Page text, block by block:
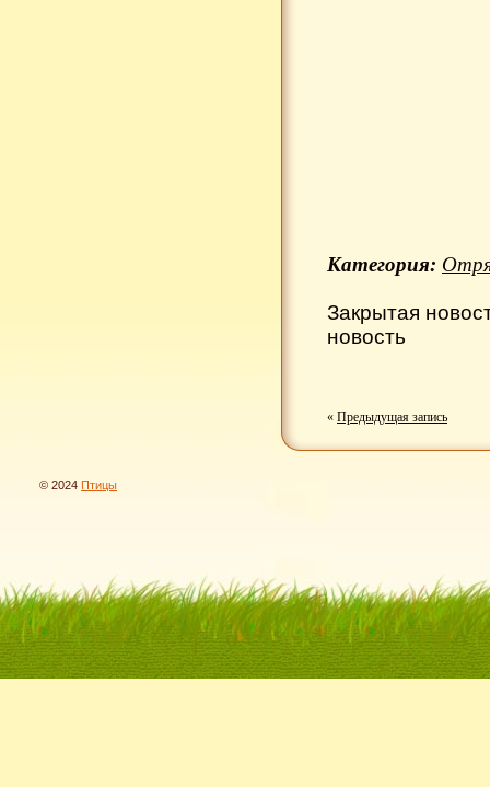
Категория:
Закрытая
новость
« Предыдущая запись
© 2024 Птицы